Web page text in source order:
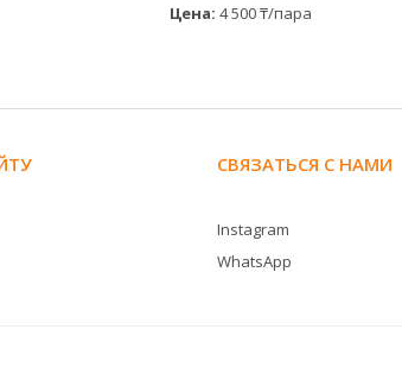
Цена: 4 500 ₸/пара
СВЯЗАТЬСЯ С НАМИ
Instagram
WhatsApp